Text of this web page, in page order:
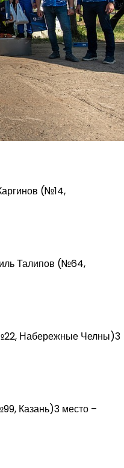
(№14,
Талипов (№64,
Набережные Челны)3
Казань)3 место –